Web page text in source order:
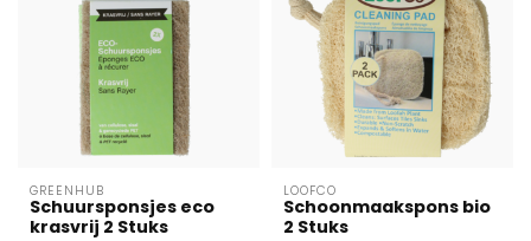
GREENHUB
Schuursponsjes eco
krasvrij 2 Stuks
LOOFCO
Schoonmaakspons bio
2 Stuks